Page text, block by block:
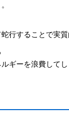
行することで実質
ギーを浪費してし